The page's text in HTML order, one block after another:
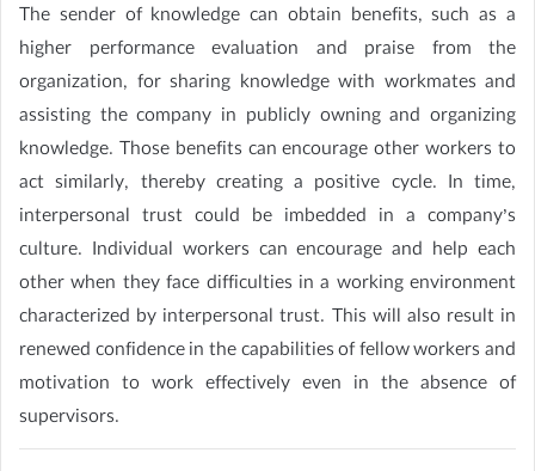
The sender of knowledge can obtain benefits, such as a
higher performance evaluation and praise from the
organization, for sharing knowledge with workmates and
assisting the company in publicly owning and organizing
knowledge. Those benefits can encourage other workers to
act similarly, thereby creating a positive cycle. In time,
interpersonal trust could be imbedded in a company’s
culture. Individual workers can encourage and help each
other when they face difficulties in a working environment
characterized by interpersonal trust. This will also result in
renewed confidence in the capabilities of fellow workers and
motivation to work effectively even in the absence of
supervisors.